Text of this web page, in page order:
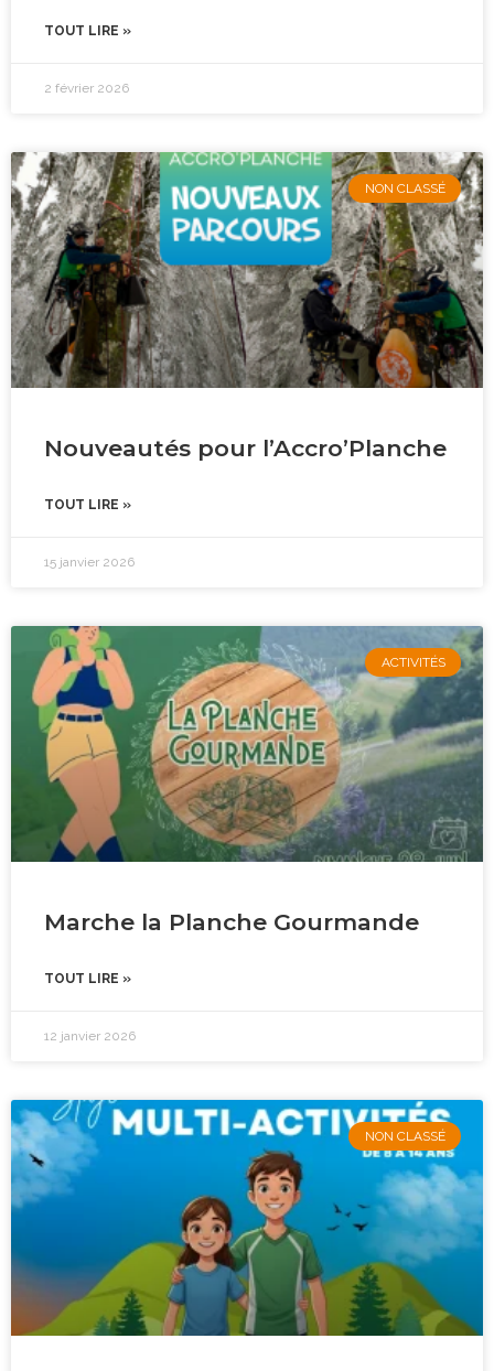
TOUT LIRE »
2 février 2026
NON CLASSÉ
Nouveautés pour l’Accro’Planche
TOUT LIRE »
15 janvier 2026
ACTIVITÉS
Marche la Planche Gourmande
TOUT LIRE »
12 janvier 2026
NON CLASSÉ